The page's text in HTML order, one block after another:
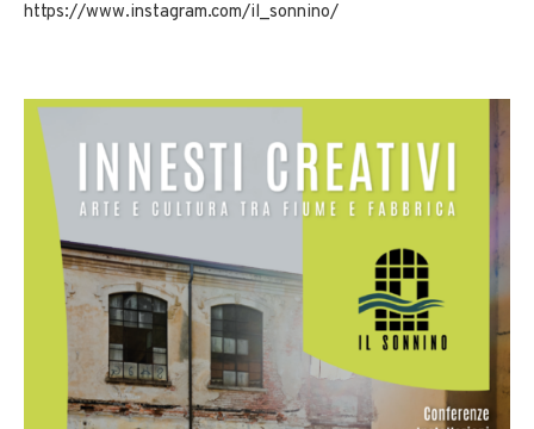
https://www.instagram.com/il_sonnino/